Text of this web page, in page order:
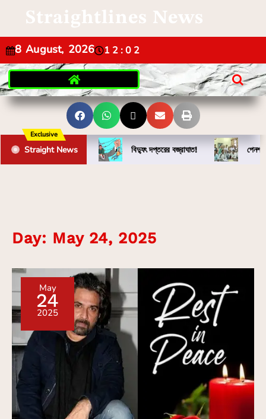
Straightlines News
8 August, 2026 12:02
Exclusive
Straight News বিদ্যুৎ দপ্তরের বজ্রাঘাত! পেনশন
Day: May 24, 2025
May
24
2025